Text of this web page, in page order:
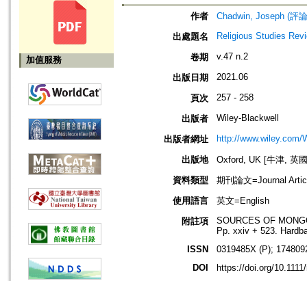
加值服務
作者
Chadwin, Joseph (評
出處題名
Religious Studies
卷期 v.47 n.2
出版日期 2021.06
頁次 257 - 258
出版者 Wiley-Blackwell
出版者網址 http://www.wiley.com/
出版地
Oxford, UK [牛津, 英
資料類型
期刊論文=Journal
使用語言
英文=English
附註項
SOURCES OF
Pp. xxiv + 523.
ISSN
0319485X (P);
DOI
https://doi.org/